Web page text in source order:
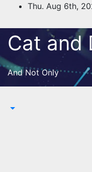
content
Thu. Aug 6th,
Cat and
And Not Only